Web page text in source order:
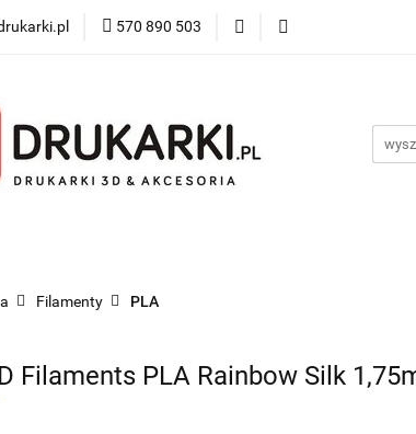
570 890 503
Blog Bestsellery
Filamenty PLA
Filaments PLA Rainbow Silk